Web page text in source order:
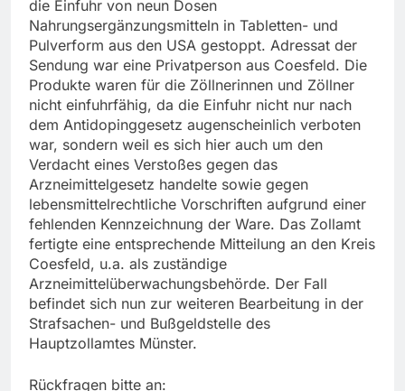
die Einfuhr von neun Dosen
Nahrungsergänzungsmitteln in Tabletten- und
Pulverform aus den USA gestoppt. Adressat der
Sendung war eine Privatperson aus Coesfeld. Die
Produkte waren für die Zöllnerinnen und Zöllner
nicht einfuhrfähig, da die Einfuhr nicht nur nach
dem Antidopinggesetz augenscheinlich verboten
war, sondern weil es sich hier auch um den
Verdacht eines Verstoßes gegen das
Arzneimittelgesetz handelte sowie gegen
lebensmittelrechtliche Vorschriften aufgrund einer
fehlenden Kennzeichnung der Ware. Das Zollamt
fertigte eine entsprechende Mitteilung an den Kreis
Coesfeld, u.a. als zuständige
Arzneimittelüberwachungsbehörde. Der Fall
befindet sich nun zur weiteren Bearbeitung in der
Strafsachen- und Bußgeldstelle des
Hauptzollamtes Münster.
Rückfragen bitte an: